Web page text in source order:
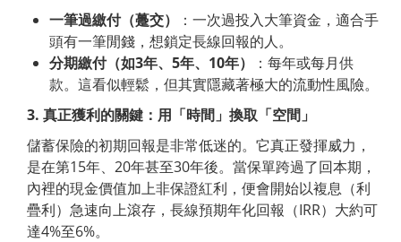
一筆過繳付（躉交）
：一次過投入大筆資金，適合手
頭有一筆閒錢，想鎖定長線回報的人。
分期繳付（如3年、 5年、 10年）
：每年或每月供
款。這看似輕鬆，但其實隱藏著極大的流動性風險。
3. 真正獲利的關鍵：用「時間」換取「空間」
儲蓄保險的初期回報是非常低迷的。它真正發揮威力，
是在第15年、20年甚至30年後。當保單跨過了回本期，
內裡的現金價值加上非保證紅利，便會開始以複息（利
疊利）急速向上滾存，長線預期年化回報（IRR）大約可
達4%至6%。